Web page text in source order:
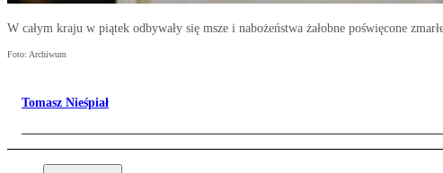
W całym kraju w piątek odbywały się msze i nabożeństwa żałobne poświęcone
Foto: Archiwum
Tomasz Nieśpiał